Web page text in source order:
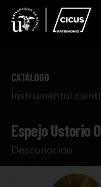
CATÁLOGO
Instrumental
Espejo Ustorio
Desconocido